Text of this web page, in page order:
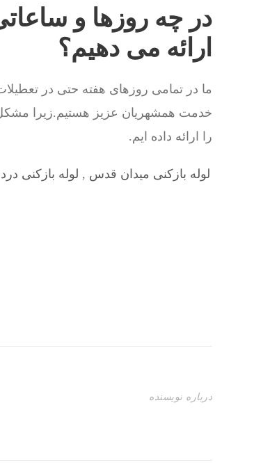
در چه روزها و
ارائه می دهیم؟
ما در تمامی روزهای هفته حتی در
خدمت همشهریان عزیز هستیم.زیرا
را ارائه داده ایم.
لوله بازکنی میدان قدس , لوله بازکنی
درباره نویسنده